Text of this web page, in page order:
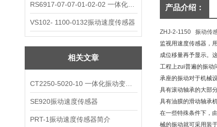
VS102- 1100-0132振动速度传感器
相关文章
SE920振动速度传感器
PRT-1振动速度传感器简介
产品介绍：
ZHJ-2-1150 振动
监视用速度传感器，
成位移量再予显示。
工程上zui普遍的振动
承座的振动对于机械
具有滚动轴承的大部
具有油膜的滑动轴承
在一些特殊条件下，
械的振动就可采用装